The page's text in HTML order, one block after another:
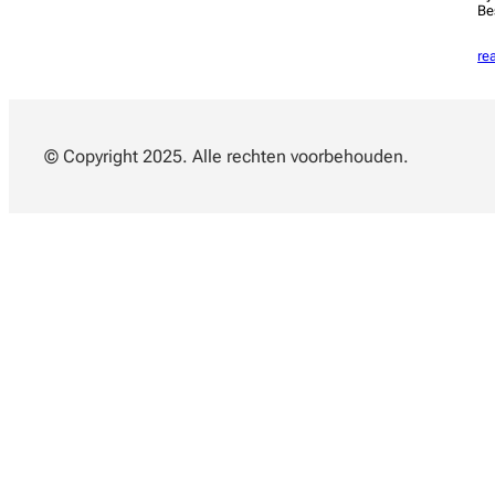
© Copyright 2025. Alle rechten voorbehouden.